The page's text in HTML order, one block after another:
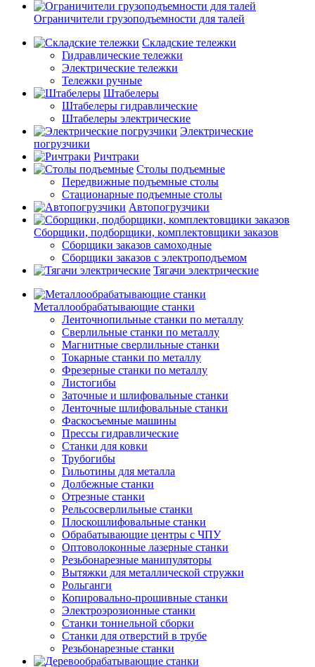
Ограничители грузоподъемности для талей
Складские тележки
Гидравлические тележки
Электрические тележки
Тележки ручные
Штабелеры
Штабелеры гидравлические
Штабелеры электрические
Электрические
погрузчики
Ричтраки
Столы подъемные
Передвижные подъемные столы
Стационарные подъемные столы
Автопогрузчики
Сборщики, подборщики, комплектовщики заказов
Сборщики заказов самоходные
Сборщики заказов с электроподъемом
Тягачи электрические
Металлообрабатывающие станки
Ленточнопильные станки по металлу
Сверлильные станки по металлу
Магнитные сверлильные станки
Токарные станки по металлу
Фрезерные станки по металлу
Листогибы
Заточные и шлифовальные станки
Ленточные шлифовальные станки
Фаскосъемные машины
Прессы гидравлические
Станки для ковки
Трубогибы
Гильотины для металла
Долбежные станки
Отрезные станки
Рельсосверлильные станки
Плоскошлифовальные станки
Обрабатывающие центры с ЧПУ
Оптоволоконные лазерные станки
Резьбонарезные манипуляторы
Вытяжки для металлической стружки
Рольганги
Копировально-прошивные станки
Электроэрозионные станки
Станки тоннельной сборки
Станки для отверстий в трубе
Резьбонарезные станки